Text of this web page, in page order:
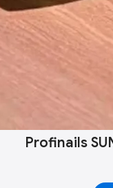
Profinails